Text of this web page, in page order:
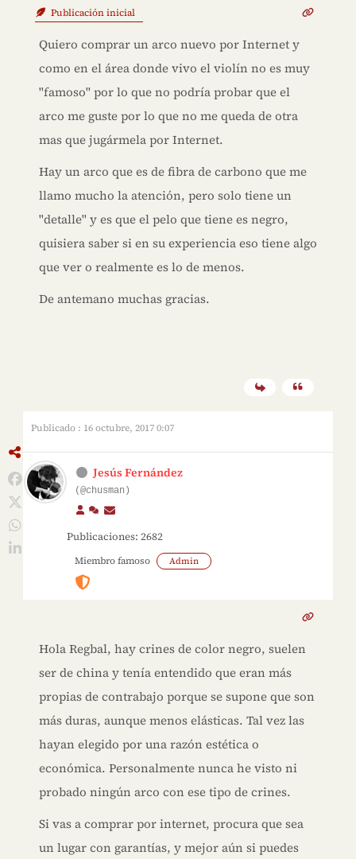
Publicación inicial
Quiero comprar un arco nuevo por Internet y
como en el área donde vivo el violín no es muy
"famoso" por lo que no podría probar que el
arco me guste por lo que no me queda de otra
mas que jugármela por Internet.
Hay un arco que es de fibra de carbono que me
llamo mucho la atención, pero solo tiene un
"detalle" y es que el pelo que tiene es negro,
quisiera saber si en su experiencia eso tiene algo
que ver o realmente es lo de menos.
De antemano muchas gracias.
Publicado : 16 octubre, 2017 0:07
Jesús Fernández
(@chusman)
Publicaciones: 2682
Miembro famoso Admin
Hola Regbal, hay crines de color negro, suelen
ser de china y tenía entendido que eran más
propias de contrabajo porque se supone que son
más duras, aunque menos elásticas. Tal vez las
hayan elegido por una razón estética o
económica. Personalmente nunca he visto ni
probado ningún arco con ese tipo de crines.
Si vas a comprar por internet, procura que sea
un lugar con garantías, y mejor aún si puedes